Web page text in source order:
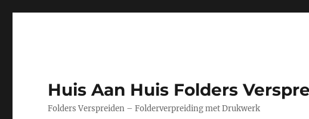
Huis Aan Huis Folders
Folders Verspreiden – Folderverpreiding met Drukwerk